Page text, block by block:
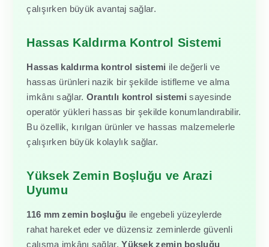
çalışırken büyük avantaj sağlar.
Hassas Kaldırma Kontrol Sistemi
Hassas kaldırma kontrol sistemi ile değerli ve
hassas ürünleri nazik bir şekilde istifleme ve alma
imkânı sağlar. Orantılı kontrol sistemi sayesinde
operatör yükleri hassas bir şekilde konumlandırabilir.
Bu özellik, kırılgan ürünler ve hassas malzemelerle
çalışırken büyük kolaylık sağlar.
Yüksek Zemin Boşluğu ve Arazi
Uyumu
116 mm zemin boşluğu ile engebeli yüzeylerde
rahat hareket eder ve düzensiz zeminlerde güvenli
çalışma imkânı sağlar.Yüksek zemin boşluğu